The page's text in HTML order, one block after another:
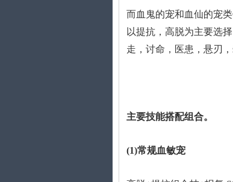
而血鬼的宠和血仙的宠
以提抗，高脱为主要选
走，讨命，医患，悬刃，
主要技能搭配组合。
(1)常规血敏宠